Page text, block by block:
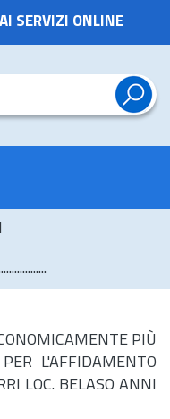
SERVIZI ONLINE
PIÙ
L'AFFIDAMENTO
LOC. BELASO ANNI